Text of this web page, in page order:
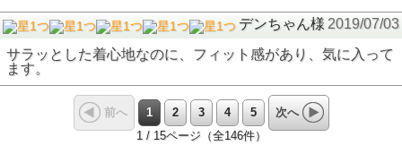
デンちゃん様 2019/07/03
サラッとした着心地なのに、フィット感があり、気に入って
ます。
前へ 1 2 3 4 5
次へ
1 / 15ページ（全146件）